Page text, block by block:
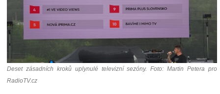
Deset zásadních kroků uplynulé televizní sezóny. Foto: Martin Petera pro
RadioTV.cz